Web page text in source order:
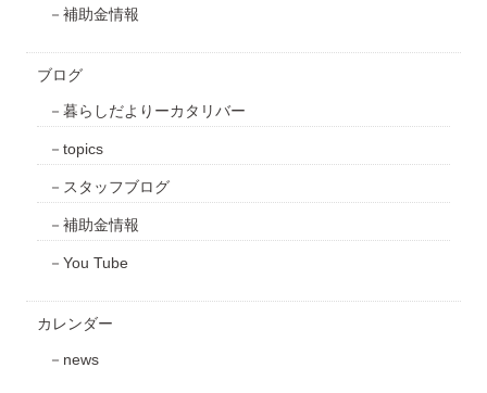
補助金情報
ブログ
暮らしだよりーカタリバー
topics
スタッフブログ
補助金情報
You Tube
カレンダー
news